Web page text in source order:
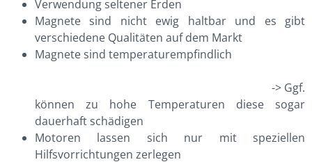
Verwendung seltener Erden
Magnete sind nicht ewig haltbar und es gibt
verschiedene Qualitäten auf dem Markt
Magnete sind temperaturempfindlich
-> Ggf.
können zu hohe Temperaturen diese sogar
dauerhaft schädigen
Motoren lassen sich nur mit speziellen
Hilfsvorrichtungen zerlegen